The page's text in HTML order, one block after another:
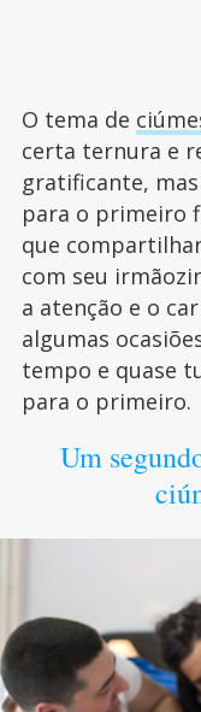
O tema de
certa ternura e
gratificante,
para o primeiro
que
com seu
a atenção e o
algumas
tempo e quase
para o primeiro.
Um